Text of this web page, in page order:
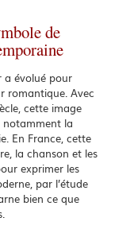
de
a évolué pour
romantique. Avec
cette image
notamment la
En France, cette
la chanson et les
exprimer les
par l’étude
bien ce que